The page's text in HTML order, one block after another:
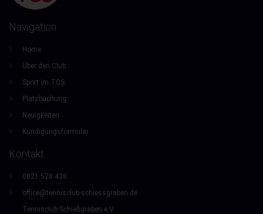
Navigation
Home
Über den Club
Sport im TCS
Platzbuchung
Neuigkeiten
Kündigungsformular
Kontakt
0821 528 438
office@tennisclub-schiessgraben.de
Tennisclub Schießgraben e.V.